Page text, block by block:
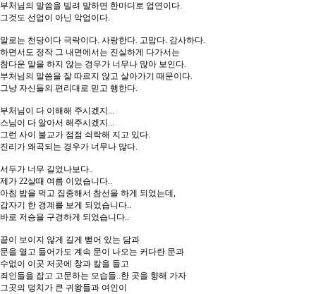
부처님의 말씀을 빌려 말하면 한마디로 업연이다.
그것도 선업이 아닌 악업이다.
말로는 천당이다 극락이다. 사랑한다. 고맙다. 감사하다.
하면서도 정작 그 내면에서는 진실하게 다가서는
참다운 말을 하지 않는 경우가 너무나 많아 보인다.
부처님의 말씀을 잘 따르지 않고 살아가기 때문이다.
그냥 자신들의 편리대로 믿고 행한다.
부처님이 다 이해해 주시겠지...
스님이 다 알아서 해주시겠지...
그런 사이 불교가 점점 쇠락해 지고 있다.
진리가 왜곡되는 경우가 너무나 많다.
서두가 너무 길었나보다..
제가 22살때 여름 이었습니다..
아침 밥을 먹고 집중해서 참선을 하게 되었는데,
갑자기 한 경계를 보게 되었습니다..
바로 저승을 구경하게 되었습니다..
끝이 보이지 않게 길게 뻗어 있는 담과
문을 열고 들어가도 계속 문이 나오는 커다란 문과
수없이 이곳 저곳에 창과 칼을 들고
죄인들을 잡고 고문하는 모습들..한 곳을 향해 가자
그곳의 덩치가 큰 귀왕들과 여인이